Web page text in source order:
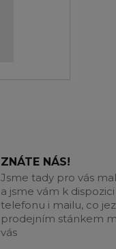
ZNÁTE NÁS!
Jsme tady pro vás
a jsme vám k
telefonu i mailu, co
prodejním stánkem
vás